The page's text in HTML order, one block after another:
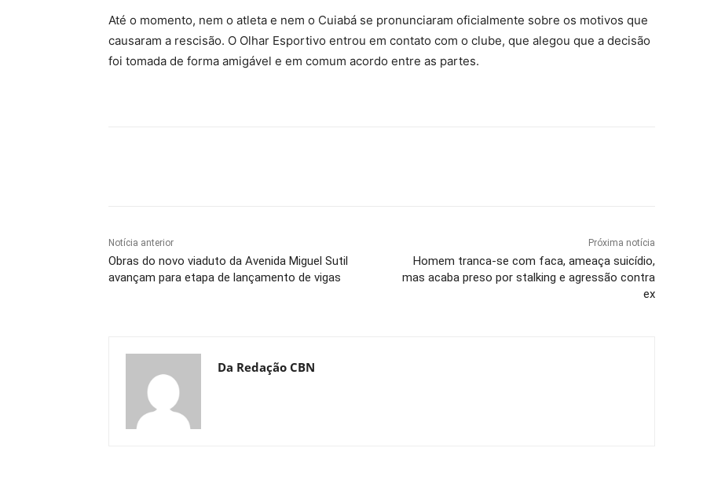
Até o momento, nem o atleta e nem o Cuiabá se pronunciaram oficialmente sobre os motivos que
causaram a rescisão. O Olhar Esportivo entrou em contato com o clube, que alegou que a decisão
foi tomada de forma amigável e em comum acordo entre as partes.
Notícia anterior
Obras do novo viaduto da Avenida Miguel Sutil
avançam para etapa de lançamento de vigas
Próxima notícia
Homem tranca-se com faca, ameaça suicídio,
mas acaba preso por stalking e agressão contra
ex
Da Redação CBN